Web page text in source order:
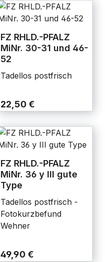
FZ RHLD.-PFALZ
MiNr. 30-31 und 46-
52
Tadellos postfrisch
22,50 €
FZ RHLD.-PFALZ
MiNr. 36 y III gute
Type
Tadellos postfrisch -
Fotokurzbefund
Wehner
49,90 €